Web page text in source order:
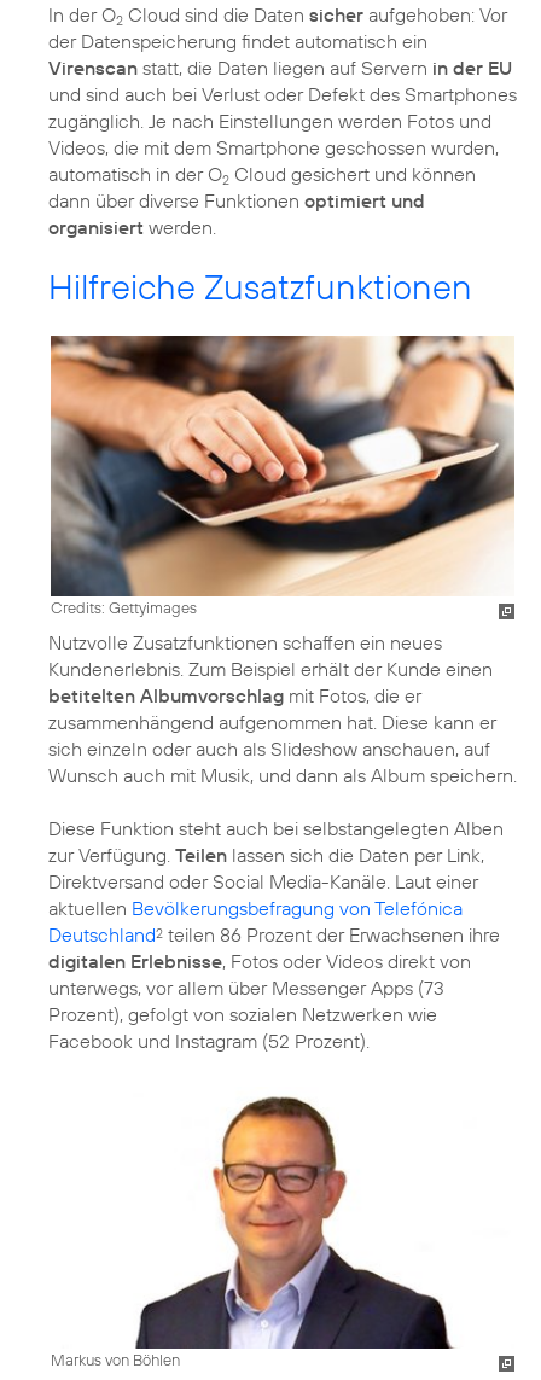
In der O2 Cloud sind die Daten sicher aufgehoben: Vor
der Datenspeicherung findet automatisch ein
Virenscan statt, die Daten liegen auf Servern in der EU
und sind auch bei Verlust oder Defekt des Smartphones
zugänglich. Je nach Einstellungen werden Fotos und
Videos, die mit dem Smartphone geschossen wurden,
automatisch in der O2 Cloud gesichert und können
dann über diverse Funktionen optimiert und
organisiert werden.
Hilfreiche Zusatzfunktionen
Credits: Gettyimages
Nutzvolle Zusatzfunktionen schaffen ein neues
Kundenerlebnis. Zum Beispiel erhält der Kunde einen
betitelten Albumvorschlag mit Fotos, die er
zusammenhängend aufgenommen hat. Diese kann er
sich einzeln oder auch als Slideshow anschauen, auf
Wunsch auch mit Musik, und dann als Album speichern.
Diese Funktion steht auch bei selbstangelegten Alben
zur Verfügung. Teilen lassen sich die Daten per Link,
Direktversand oder Social Media-Kanäle. Laut einer
aktuellen Bevölkerungsbefragung von Telefónica
Deutschland2 teilen 86 Prozent der Erwachsenen ihre
digitalen Erlebnisse, Fotos oder Videos direkt von
unterwegs, vor allem über Messenger Apps (73
Prozent), gefolgt von sozialen Netzwerken wie
Facebook und Instagram (52 Prozent).
Markus von Böhlen